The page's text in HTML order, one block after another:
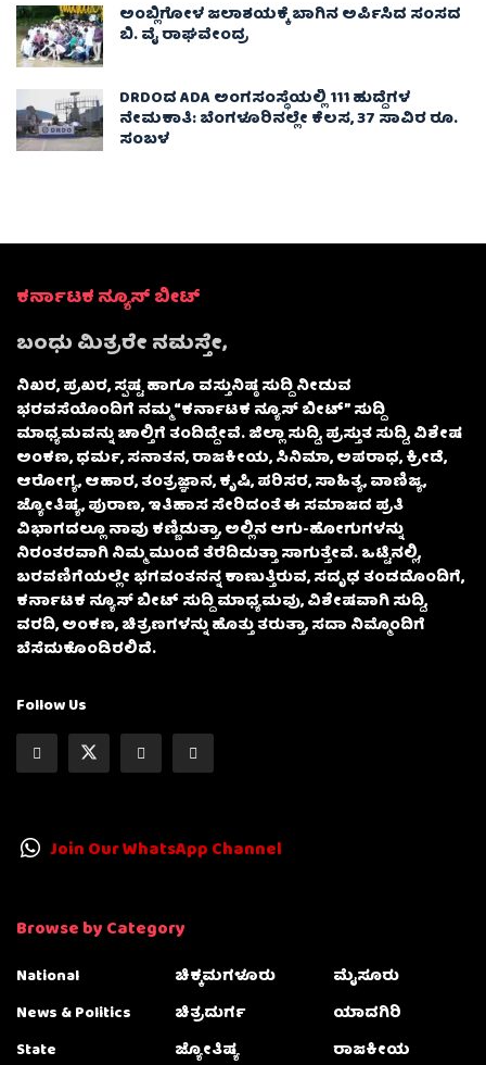
ಅಂಬ್ಲಿಗೋಳ ಜಲಾಶಯಕ್ಕೆ ಬಾಗಿನ ಅರ್ಪಿಸಿದ ಸಂಸದ
ಬಿ. ವೈ ರಾಘವೇಂದ್ರ
DRDOದ ADA ಅಂಗಸಂಸ್ಥೆಯಲ್ಲಿ 111 ಹುದ್ದೆಗಳ
ನೇಮಕಾತಿ: ಬೆಂಗಳೂರಿನಲ್ಲೇ ಕೆಲಸ, 37 ಸಾವಿರ ರೂ.
ಸಂಬಳ
ಕರ್ನಾಟಕ ನ್ಯೂಸ್ ಬೀಟ್
ಬಂಧು ಮಿತ್ರರೇ ನಮಸ್ತೇ,
ನಿಖರ, ಪ್ರಖರ, ಸ್ಪಷ್ಟ ಹಾಗೂ ವಸ್ತುನಿಷ್ಠ ಸುದ್ದಿ ನೀಡುವ
ಭರವಸೆಯೊಂದಿಗೆ ನಮ್ಮ “ಕರ್ನಾಟಕ ನ್ಯೂಸ್ ಬೀಟ್” ಸುದ್ದಿ
ಮಾಧ್ಯಮವನ್ನು ಚಾಲ್ತಿಗೆ ತಂದಿದ್ದೇವೆ. ಜಿಲ್ಲಾ ಸುದ್ದಿ, ಪ್ರಸ್ತುತ ಸುದ್ದಿ, ವಿಶೇಷ
ಅಂಕಣ, ಧರ್ಮ, ಸನಾತನ, ರಾಜಕೀಯ, ಸಿನಿಮಾ, ಅಪರಾಧ, ಕ್ರೀಡೆ,
ಆರೋಗ್ಯ, ಆಹಾರ, ತಂತ್ರಜ್ಞಾನ, ಕೃಷಿ, ಪರಿಸರ, ಸಾಹಿತ್ಯ, ವಾಣಿಜ್ಯ,
ಜ್ಯೋತಿಷ್ಯ, ಪುರಾಣ, ಇತಿಹಾಸ ಸೇರಿದಂತೆ ಈ ಸಮಾಜದ ಪ್ರತಿ
ವಿಭಾಗದಲ್ಲೂ ನಾವು ಕಣ್ಣಿಡುತ್ತಾ, ಅಲ್ಲಿನ ಆಗು-ಹೋಗುಗಳನ್ನು
ನಿರಂತರವಾಗಿ ನಿಮ್ಮ ಮುಂದೆ ತೆರೆದಿಡುತ್ತಾ ಸಾಗುತ್ತೇವೆ. ಒಟ್ಟಿನಲ್ಲಿ,
ಬರವಣಿಗೆಯಲ್ಲೇ ಭಗವಂತನನ್ನ ಕಾಣುತ್ತಿರುವ, ಸದೃಢ ತಂಡದೊಂದಿಗೆ,
ಕರ್ನಾಟಕ ನ್ಯೂಸ್ ಬೀಟ್ ಸುದ್ದಿ ಮಾಧ್ಯಮವು, ವಿಶೇಷವಾಗಿ ಸುದ್ದಿ,
ವರದಿ, ಅಂಕಣ, ಚಿತ್ರಣಗಳನ್ನು ಹೊತ್ತು ತರುತ್ತಾ, ಸದಾ ನಿಮ್ಮೊಂದಿಗೆ
ಬೆಸೆದುಕೊಂಡಿರಲಿದೆ.
Follow Us
Join Our WhatsApp Channel
Browse by Category
National
News & Politics
State
ಚಿಕ್ಕಮಗಳೂರು
ಚಿತ್ರದುರ್ಗ
ಜ್ಯೋತಿಷ್ಯ
ಮೈಸೂರು
ಯಾದಗಿರಿ
ರಾಜಕೀಯ